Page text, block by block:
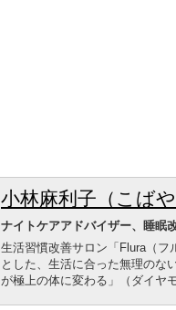
小林麻利子（こば
ナイトケアアドバイザー、睡眠
生活習慣改善サロン「Flura（
とした、生活に合った無理のな
が極上の体に変わる」（ダイヤ